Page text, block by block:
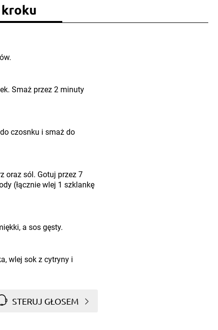
Smaż przez 2 minuty
czosnku i smaż do
oraz sól. Gotuj przez 7
(łącznie wlej 1 szklankę
a sos gęsty.
wlej sok z cytryny i
STERUJ GŁOSEM